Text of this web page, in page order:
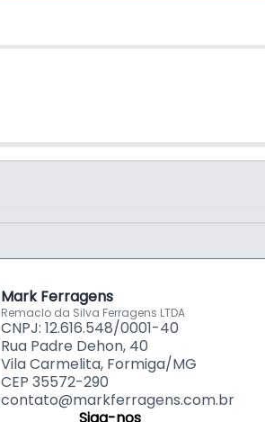
Mark Ferragens
Remaclo da Silva Ferragens LTDA
CNPJ: 12.616.548/0001-40
Rua Padre Dehon, 40
Vila Carmelita, Formiga/MG
CEP 35572-290
contato@markferragens.com.br